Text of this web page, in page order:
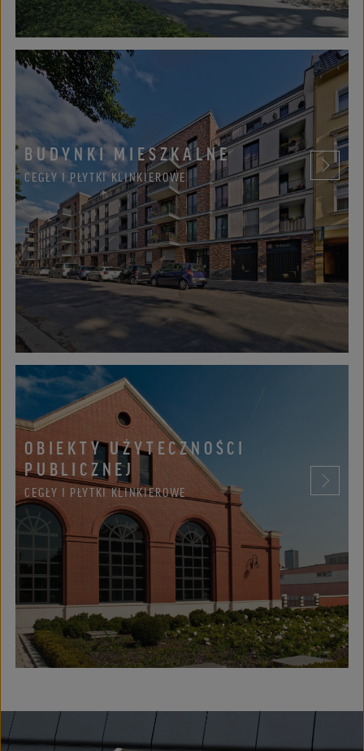
BUDYNKI MIESZKALNE
CEGŁY I PŁYTKI KLINKIEROWE
OBIEKTY UŻYTECZNOŚCI
PUBLICZNEJ
CEGŁY I PŁYTKI KLINKIEROWE